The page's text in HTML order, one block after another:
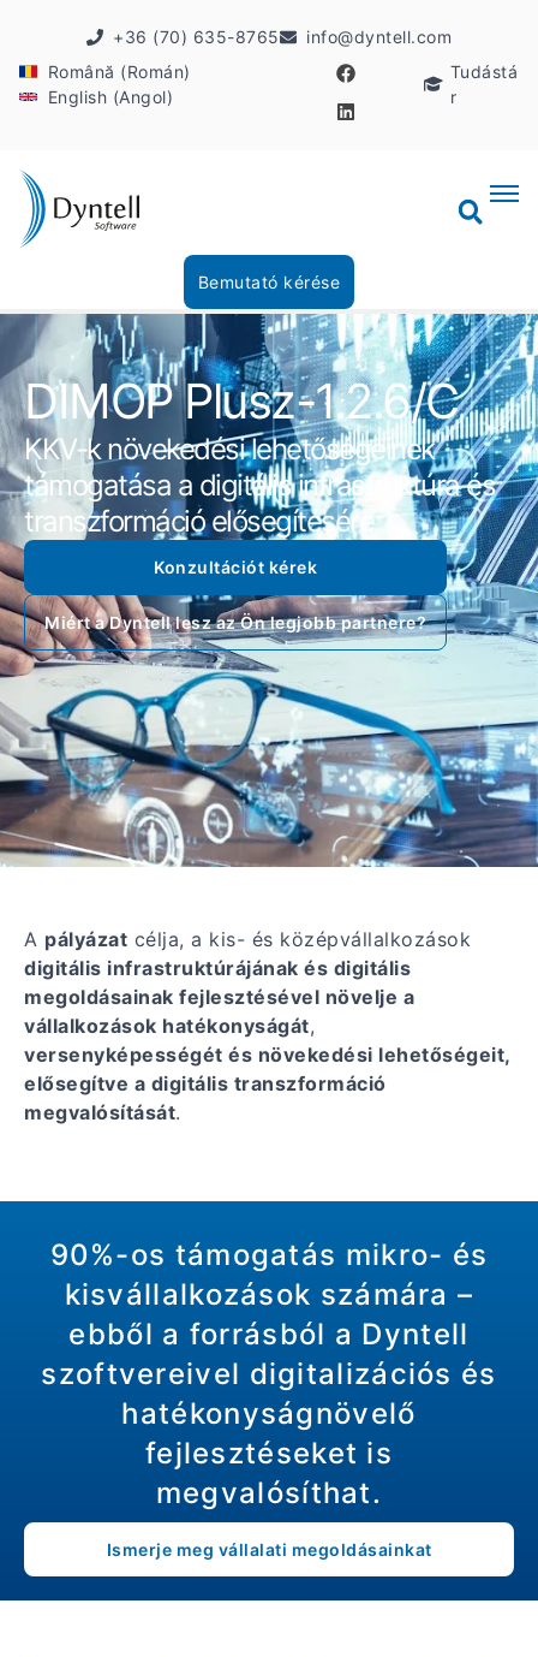
+36 (70) 635-8765
info@dyntell.com
Română (Román)
English (Angol)
Tudástá
r
Bemutató kérése
DIMOP Plusz-1.2.6/C
KKV-k növekedési lehetőségeinek
támogatása a digitális infrastruktúra és
transzformáció elősegítésére
Konzultációt kérek
Miért a Dyntell lesz az Ön legjobb partnere?
A pályázat célja, a kis- és középvállalkozások
digitális infrastruktúrájának és digitális
megoldásainak fejlesztésével növelje a
vállalkozások hatékonyságát,
versenyképességét és növekedési lehetőségeit,
elősegítve a digitális transzformáció
megvalósítását.
90%-os támogatás mikro- és
kisvállalkozások számára –
ebből a forrásból a Dyntell
szoftvereivel digitalizációs és
hatékonyságnövelő
fejlesztéseket is
megvalósíthat.
Ismerje meg vállalati megoldásainkat